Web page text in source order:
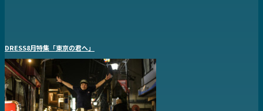
DRESS8月特集「東京の君へ」